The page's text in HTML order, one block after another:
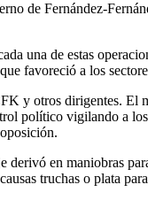
de Fernández-
una de estas
favoreció a los
y otros dirigentes. El
político vigilando a
derivó en maniobras
truchas o plata